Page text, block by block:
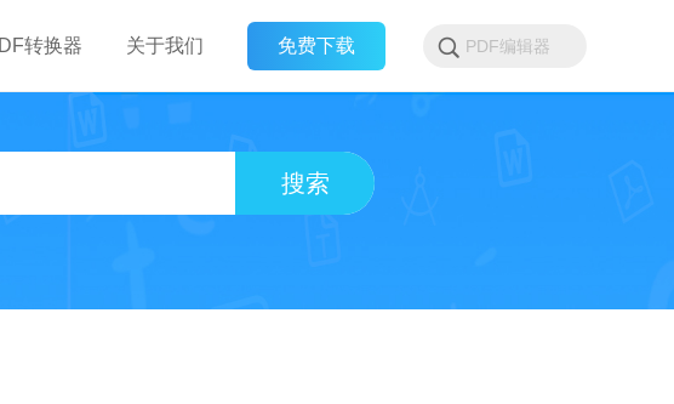
转换器 关于我们 免费下载
搜索